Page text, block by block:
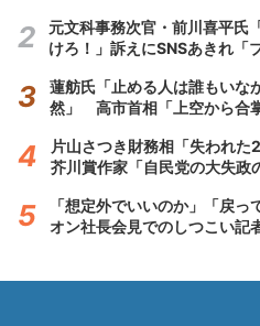
元文科事務次官・前川喜平氏
けろ！」訴えにSNSあきれ「
蓮舫氏「止める人は誰もいな
然」 高市首相「上空から合
片山さつき財務相「失われ
芥川賞作家「自民党の大失政
「想定外でいいのか」「戻
オン社長会見でのしつこい記